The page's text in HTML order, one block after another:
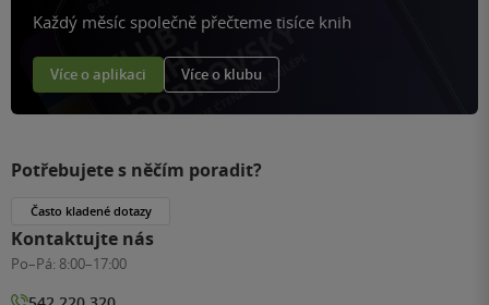
Každý měsíc společně přečteme tisíce knih
Více o aplikaci Více o klubu
Potřebujete s něčím poradit?
Často kladené dotazy
Kontaktujte nás
Po–Pá: 8:00–17:00